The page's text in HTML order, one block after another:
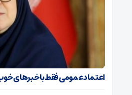
اعتماد عمومی فقط با خبرهای